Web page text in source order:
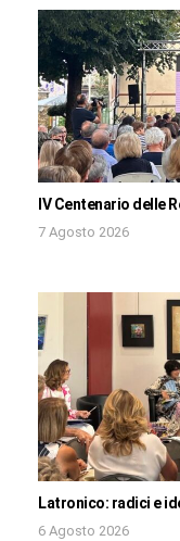
IV Centenario delle
7 Agosto 2026
Latronico: radici e
6 Agosto 2026